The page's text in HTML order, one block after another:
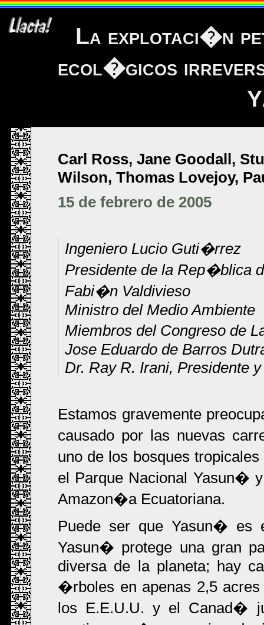
La explotaci�n
ecol�gicos
Carl Ross, Jane Goodall,
Wilson, Thomas Lovejoy,
15 de febrero de 2005
Ingeniero Lucio Guti�rrez
Presidente de la Rep�blica
Fabi�n Valdivieso
Ministro del Medio Ambiente
Miembros del Congreso de
Jose Eduardo de Barros
Dr. Ray R. Irani, Presidente
Estamos gravemente
causado por las nuevas
uno de los bosques
el Parque Nacional Yasun�
Amazon�a Ecuatoriana.
Puede ser que Yasun� es
Yasun� protege una gran
diversa de la planeta; hay
�rboles en apenas 2,5
los E.E.U.U. y el Canad�